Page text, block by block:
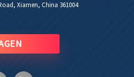
Xiamen, China 361004